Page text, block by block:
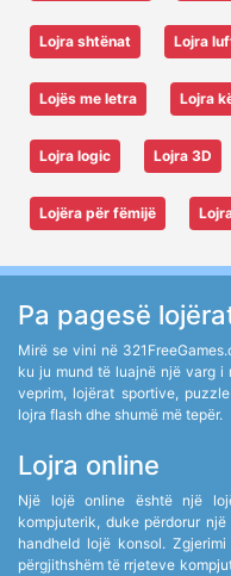
Lojra shtënat Lojra
Lojës me letra Lojra
Lojra logic Lojra 3D
Lojëra për fëmijë
Pa pagesë
Mirë se vini në
ku ju mund të luajnë një varg i
veprim, lojërat sportive,
lojra flash dhe shumë më tepër.
Lojra online
Një lojë online është një
kompjuterik, duke përdorur
handheld lojë konsol.
përgjithshëm të rrjeteve